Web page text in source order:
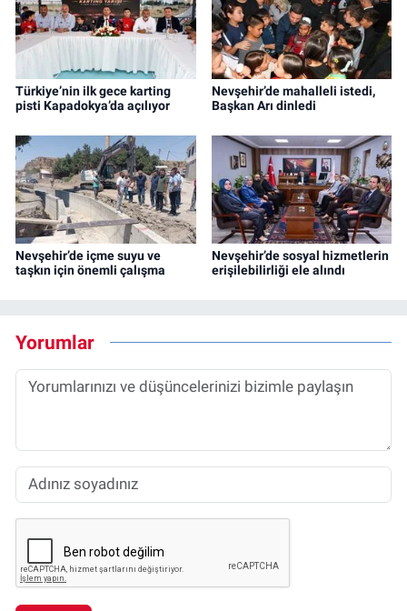
Türkiye’nin ilk gece karting
pisti Kapadokya’da açılıyor
Nevşehir’de mahalleli istedi,
Başkan Arı dinledi
Nevşehir’de içme suyu ve
taşkın için önemli çalışma
Nevşehir’de sosyal hizmetlerin
erişilebilirliği ele alındı
Yorumlar